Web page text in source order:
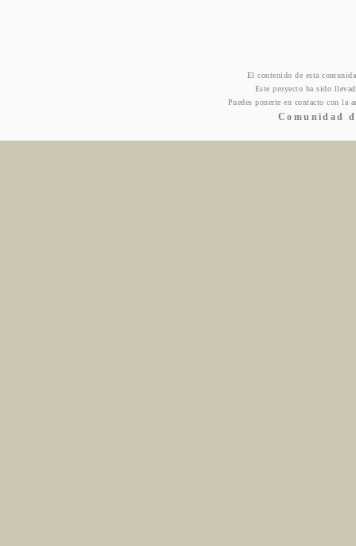
El contenido de esta
Este proyecto ha sido
Puedes ponerte en contacto con
Comunidad